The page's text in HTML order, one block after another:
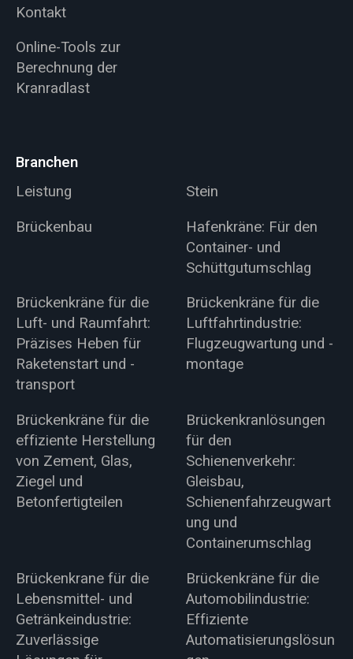
Kontakt
Online-Tools zur
Berechnung der
Kranradlast
Branchen
Leistung
Stein
Brückenbau
Hafenkräne: Für den
Container- und
Schüttgutumschlag
Brückenkräne für die
Luft- und Raumfahrt:
Präzises Heben für
Raketenstart und -
transport
Brückenkräne für die
Luftfahrtindustrie:
Flugzeugwartung und -
montage
Brückenkräne für die
effiziente Herstellung
von Zement, Glas,
Ziegel und
Betonfertigteilen
Brückenkranlösungen
für den
Schienenverkehr:
Gleisbau,
Schienenfahrzeugwart
ung und
Containerumschlag
Brückenkrane für die
Lebensmittel- und
Getränkeindustrie:
Zuverlässige
Brückenkräne für die
Automobilindustrie:
Effiziente
Automatisierungslösun